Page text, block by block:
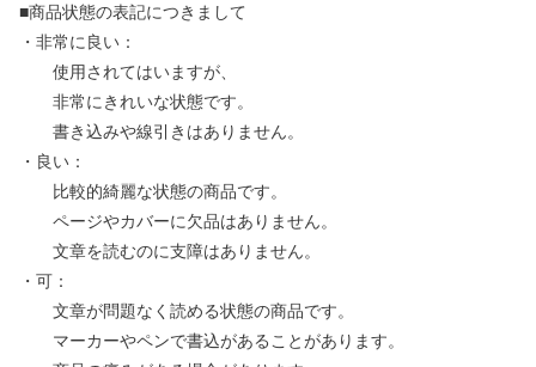
■商品状態の表記につきまして
・非常に良い：
使用されてはいますが、
非常にきれいな状態です。
書き込みや線引きはありません。
・良い：
比較的綺麗な状態の商品です。
ページやカバーに欠品はありません。
文章を読むのに支障はありません。
・可：
文章が問題なく読める状態の商品です。
マーカーやペンで書込があることがあります。